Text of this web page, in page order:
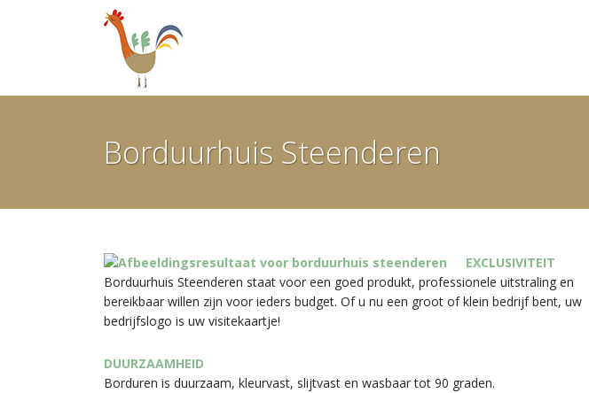
Borduurhuis Steenderen
EXCLUSIVITEIT
Borduurhuis Steenderen staat voor een goed produkt, professionele uitstraling en
bereikbaar willen zijn voor ieders budget. Of u nu een groot of klein bedrijf bent, uw
bedrijfslogo is uw visitekaartje!
DUURZAAMHEID
Borduren is duurzaam, kleurvast, slijtvast en wasbaar tot 90 graden.